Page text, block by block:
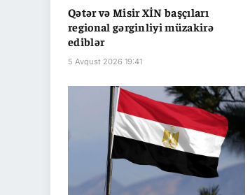
Qətər və Misir XİN başçıları
regional gərginliyi müzakirə
ediblər
5 Avqust 2026 19:41